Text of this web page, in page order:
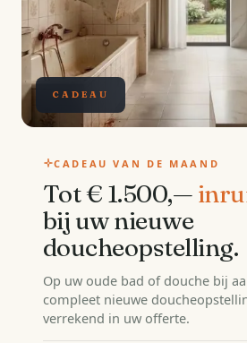
CADEAU
CADEAU VAN DE MAAND
Tot € 1.500,—
bij uw nieuwe
doucheopstelling.
Op uw oude bad of douche bij
compleet nieuwe
verrekend in uw offerte.